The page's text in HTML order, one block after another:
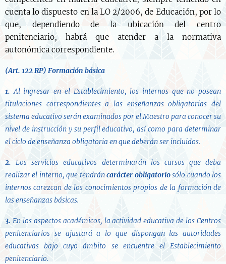
cuenta lo dispuesto en la LO 2/2006, de Educación, por lo
que, dependiendo de la ubicación del centro
penitenciario, habrá que atender a la normativa
autonómica correspondiente.
(Art. 122 RP) Formación básica
1. Al ingresar en el Establecimiento, los internos que no posean
titulaciones correspondientes a las enseñanzas obligatorias del
sistema educativo serán examinados por el Maestro para conocer su
nivel de instrucción y su perfil educativo, así como para determinar
el ciclo de enseñanza obligatoria en que deberán ser incluidos.
2. Los servicios educativos determinarán los cursos que deba
realizar el interno, que tendráncarácter obligatoriosólo cuando los
internos carezcan de los conocimientos propios de la formación de
las enseñanzas básicas.
3. En los aspectos académicos, la actividad educativa de los Centros
penitenciarios se ajustará a lo que dispongan las autoridades
educativas bajo cuyo ámbito se encuentre el Establecimiento
penitenciario.